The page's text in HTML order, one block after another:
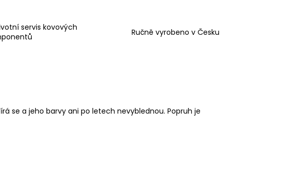
servis kovových
Ručně vyrobeno v Česku
se a jeho barvy ani po letech nevyblednou. Popruh je